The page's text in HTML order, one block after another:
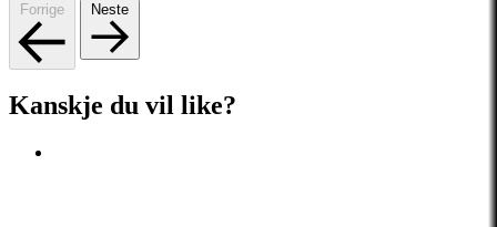
Forrige Neste
Kanskje du vil like?